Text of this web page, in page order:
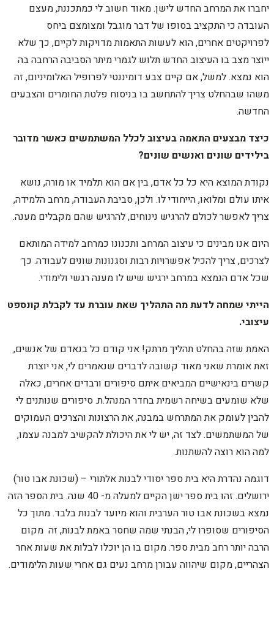
יחברו את המרחב החדש לישן. מאוד חשוב לי כמתכננת, מעצם
העובדה כי התקציב בסופו של דבר מוגבל ומצומצם ביחס
לפרויקטים אחרים, הוא לעשות התאמות מדויקות לקיים, כך שלא
ייוצר מצב בו העיצוב החדש תלוש לגמרי מיתר הסביבה הרחבה בה
הוא נמצא. למשל, אם קיים צבע דומיננטי לפרופיל האלומיניום, זה
משהו שבהחלט צריך להתחשב בו בניסוח פלטת החומרים והצבעים
החדשה.
כיצד מבצעים התאמה בעיצוב לכלל המשתמשים כאשר מדובר
בילידים שונים ואנשים שונים?
נקודת המוצא היא כל כל אדם, בין אם הוא תלמיד או מורה, נושא
איתו עולם ומלואו, הייחודי לו. ולכן, סביבת העבודה, מרחב הלמידה,
צריך לאפשר לכולם להרגיש נינוחים, להרגיש שהם מקבלים מענה.
היום אנו מבינים כי עיצוב המרחב ותכנונו כמרחב למידה המותאם
לצרכים, צריך להכיל אפשרויות רבות וסגנונות שונים לעבודה. כך
שכל אדם הנמצא במרחב ירגיש שיש לו מענה רגשי ולימודי.
הייתי שמחה לדעת מה התהליך שאת עוברת עד לקבלת קונספט
עיצובי.
האמת שזה בהחלט תהליך מרתק! אני קודם כל בנאדם של אנשים,
זאת אומרת שאני מאוד קשובה לדברים שנאמרים לי, אני יוצרת
קשרים בינאישיים המביאים איתם סיפורים ורבדים אחרים, כאלה
שלא שומעים בשיחה רשמית בחדר המנהל.ת. סיפורים שנותנים לי
להבין לעומק את המתרחש במבנה, את הרצונות והצרכים העמוקים
של המשתמשים. לצד זה, יש לי את היכולת להקשיב למבנה עצמו,
למה הוא רוצה להשתנות.
דוגמה נהדרת היא בית ספר יסודי לבנות אלתורי – (שכונת אבו טור)
ירושלים. זהו בית ספר ישן הקיים למעלה מ- 40 שנה. בית הספר הזה
נמצא בשכונת אבו טור הערבית והוא מיועד לבנות בלבד. מתוך כל
הסיפורים שסופרו לי, הבנתי שמה שחסר באמת לבנות, זה מקום
הרבה יותר רחב מבית ספר. מקום בו הן יוכלו לבלות את שעות אחר
הצהריים, מקום שיהווה עבורן מרחב נעים גם אחרי שעות הלימודים.